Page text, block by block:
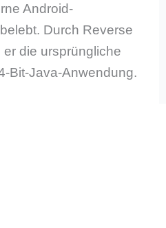
Android-
Durch Reverse
die ursprüngliche
Bit-Java-Anwendung.